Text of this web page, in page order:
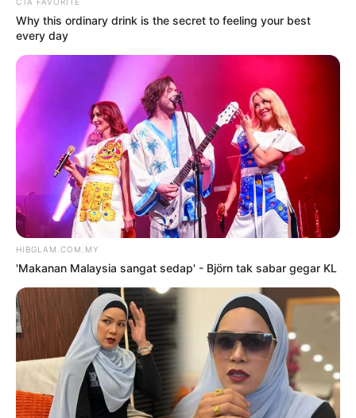
2 Ogos 2026
2
‘Tak pakai susuk, masih lelaki
tulen’ – Rashdan Baba kongsi tip
awet muda
6 Ogos 2026
Siti Nurhaliza sebak, Noraniza
Idris ‘seram’ duet Hati Kama
5 Ogos 2026
4
hadiri sesi kaunseling – Bella
Astillah
4 Ogos 2026
‘Tak takut bekerjasama dengan
Aliff, saya pun pendosa’